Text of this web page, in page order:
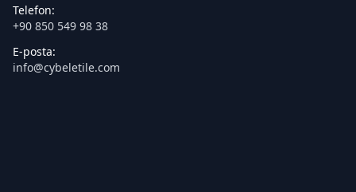
Telefon:
+90 850 549 98 38
E-posta:
info@cybeletile.com